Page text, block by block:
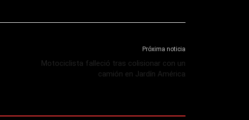
Próxima noticia
Motociclista falleció tras colisionar con un
camión en Jardín América